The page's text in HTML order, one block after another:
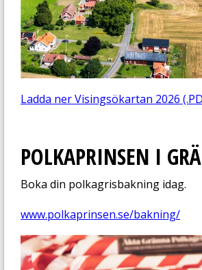
Ladda ner Visingsökartan 2026
POLKAPRINSEN I
Boka din polkagrisbakning idag.
www.polkaprinsen.se/bakning/